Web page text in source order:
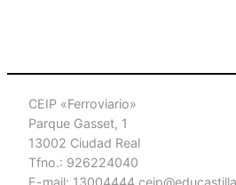
CEIP «Ferroviario»
Parque Gasset, 1
13002 Ciudad Real
Tfno.: 926224040
E-mail: